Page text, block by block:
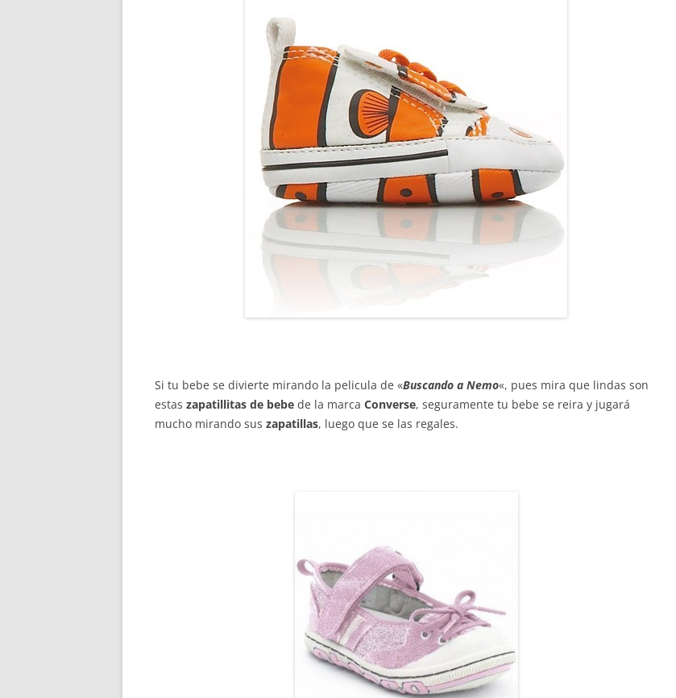
Si tu bebe se divierte mirando la pelicula de «Buscando a Nemo«, pues mira que lindas son
estas zapatillitas de bebe de la marca Converse, seguramente tu bebe se reira y jugará
mucho mirando sus zapatillas, luego que se las regales.